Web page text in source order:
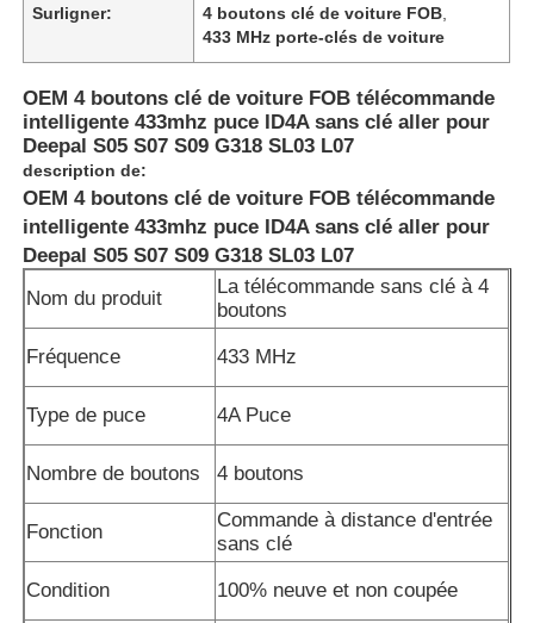
Surligner:
4 boutons clé de voiture FOB
433 MHz porte-clés de voiture
OEM 4 boutons clé de voiture FOB télécommande
intelligente 433mhz puce ID4A sans clé aller pour
Deepal S05 S07 S09 G318 SL03 L07
description de:
OEM 4 boutons clé de voiture FOB télécommande
intelligente 433mhz puce ID4A sans clé aller pour
Deepal S05 S07 S09 G318 SL03 L07
Nom du produit
La télécommande sans clé à 4
boutons
Fréquence 433 MHz
Type de puce 4A Puce
Nombre de boutons 4 boutons
Fonction
Commande à distance d'entrée
sans clé
Condition 100% neuve et non coupée